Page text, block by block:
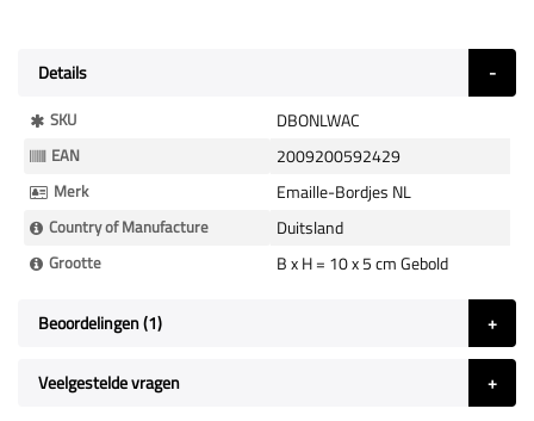
Details
Meer
Informatie
SKU DBONLWAC
EAN 2009200592429
Merk Emaille-Bordjes NL
Country of Manufacture Duitsland
Grootte B x H = 10 x 5 cm Gebold
Beoordelingen 1
Veelgestelde vragen